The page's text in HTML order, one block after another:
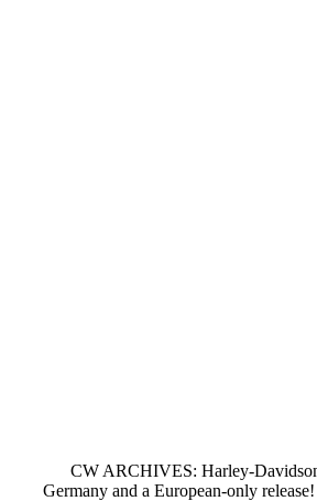
CW ARCHIVES: Harley-
Germany and a European-only